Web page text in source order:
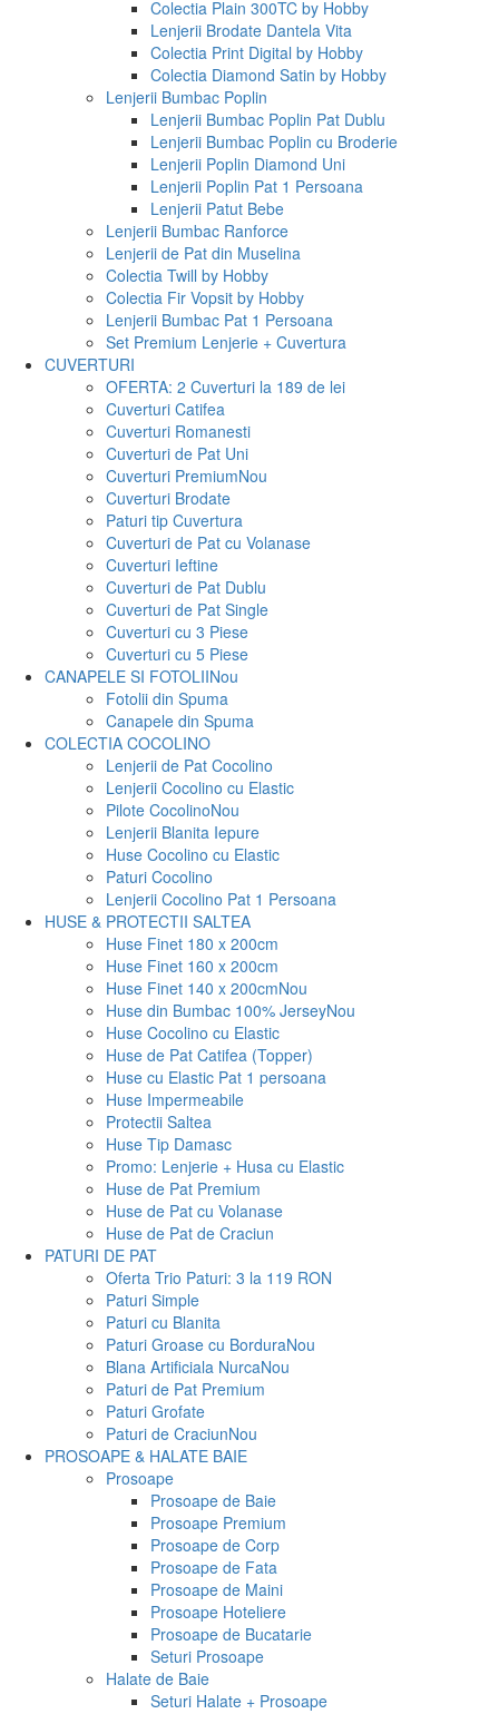
Colectia Plain 300TC by Hobby
Lenjerii Brodate Dantela Vita
Colectia Print Digital by Hobby
Colectia Diamond Satin by Hobby
Lenjerii Bumbac Poplin
Lenjerii Bumbac Poplin Pat Dublu
Lenjerii Bumbac Poplin cu Broderie
Lenjerii Poplin Diamond Uni
Lenjerii Poplin Pat 1 Persoana
Lenjerii Patut Bebe
Lenjerii Bumbac Ranforce
Lenjerii de Pat din Muselina
Colectia Twill by Hobby
Colectia Fir Vopsit by Hobby
Lenjerii Bumbac Pat 1 Persoana
Set Premium Lenjerie + Cuvertura
CUVERTURI
OFERTA: 2 Cuverturi la 189 de lei
Cuverturi Catifea
Cuverturi Romanesti
Cuverturi de Pat Uni
Cuverturi PremiumNou
Cuverturi Brodate
Paturi tip Cuvertura
Cuverturi de Pat cu Volanase
Cuverturi Ieftine
Cuverturi de Pat Dublu
Cuverturi de Pat Single
Cuverturi cu 3 Piese
Cuverturi cu 5 Piese
CANAPELE SI FOTOLIINou
Fotolii din Spuma
Canapele din Spuma
COLECTIA COCOLINO
Lenjerii de Pat Cocolino
Lenjerii Cocolino cu Elastic
Pilote CocolinoNou
Lenjerii Blanita Iepure
Huse Cocolino cu Elastic
Paturi Cocolino
Lenjerii Cocolino Pat 1 Persoana
HUSE & PROTECTII SALTEA
Huse Finet 180 x 200cm
Huse Finet 160 x 200cm
Huse Finet 140 x 200cmNou
Huse din Bumbac 100% JerseyNou
Huse Cocolino cu Elastic
Huse de Pat Catifea (Topper)
Huse cu Elastic Pat 1 persoana
Huse Impermeabile
Protectii Saltea
Huse Tip Damasc
Promo: Lenjerie + Husa cu Elastic
Huse de Pat Premium
Huse de Pat cu Volanase
Huse de Pat de Craciun
PATURI DE PAT
Oferta Trio Paturi: 3 la 119 RON
Paturi Simple
Paturi cu Blanita
Paturi Groase cu BorduraNou
Blana Artificiala NurcaNou
Paturi de Pat Premium
Paturi Grofate
Paturi de CraciunNou
PROSOAPE & HALATE BAIE
Prosoape
Prosoape de Baie
Prosoape Premium
Prosoape de Corp
Prosoape de Fata
Prosoape de Maini
Prosoape Hoteliere
Prosoape de Bucatarie
Seturi Prosoape
Halate de Baie
Seturi Halate + Prosoape